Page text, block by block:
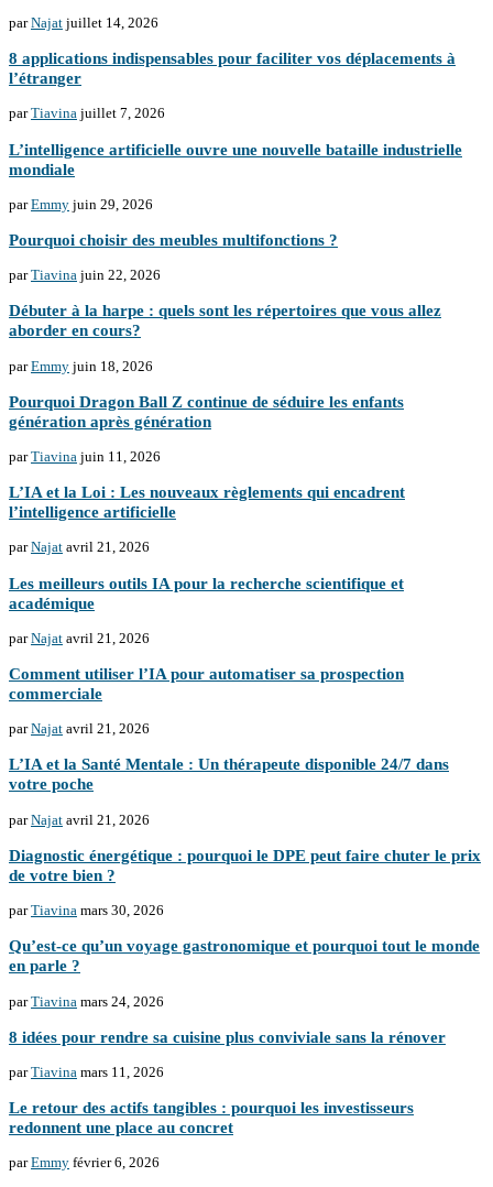
parNajat juillet 14, 2026
8 applications indispensables pour faciliter vos déplacements à
l’étranger
parTiavina juillet 7, 2026
L’intelligence artificielle ouvre une nouvelle bataille industrielle
mondiale
parEmmy juin 29, 2026
Pourquoi choisir des meubles multifonctions ?
parTiavina juin 22, 2026
Débuter à la harpe : quels sont les répertoires que vous allez
aborder en cours?
parEmmy juin 18, 2026
Pourquoi Dragon Ball Z continue de séduire les enfants
génération après génération
parTiavina juin 11, 2026
L’IA et la Loi : Les nouveaux règlements qui encadrent
l’intelligence artificielle
parNajat avril 21, 2026
Les meilleurs outils IA pour la recherche scientifique et
académique
parNajat avril 21, 2026
Comment utiliser l’IA pour automatiser sa prospection
commerciale
parNajat avril 21, 2026
L’IA et la Santé Mentale : Un thérapeute disponible 24/7 dans
votre poche
parNajat avril 21, 2026
Diagnostic énergétique : pourquoi le DPE peut faire chuter le prix
de votre bien ?
parTiavina mars 30, 2026
Qu’est-ce qu’un voyage gastronomique et pourquoi tout le monde
en parle ?
parTiavina mars 24, 2026
8 idées pour rendre sa cuisine plus conviviale sans la rénover
parTiavina mars 11, 2026
Le retour des actifs tangibles : pourquoi les investisseurs
redonnent une place au concret
parEmmy février 6, 2026